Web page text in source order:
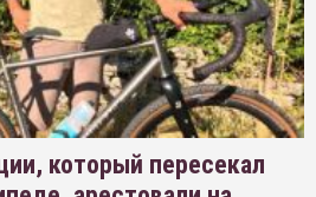
который пересекал